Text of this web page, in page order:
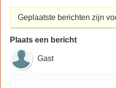
Geplaatste berichten zijn
Plaats een bericht
Gast